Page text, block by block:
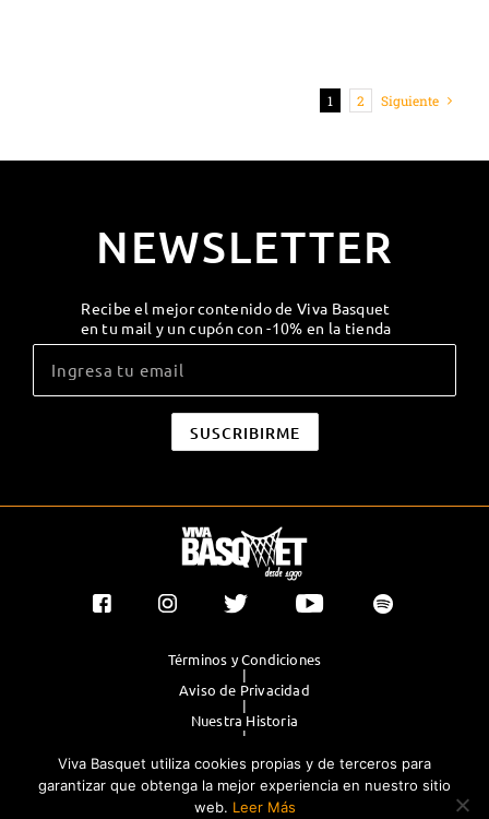
1 2 Siguiente
NEWSLETTER
Recibe el mejor contenido de Viva Basquet
en tu mail y un cupón con -10% en la tienda
Términos y Condiciones
|
Aviso de Privacidad
|
Nuestra Historia
|
|
Publicidad
Viva Basquet utiliza cookies propias y de terceros para
garantizar que obtenga la mejor experiencia en nuestro sitio
web. Leer Más